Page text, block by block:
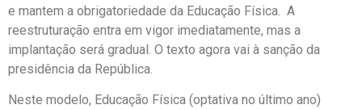
e mantem a obrigatoriedade da Educação Física. A
reestruturação entra em vigor imediatamente, mas a
implantação será gradual. O texto agora vai à sanção da
presidência da República.
Neste modelo, Educação Física (optativa no último ano)